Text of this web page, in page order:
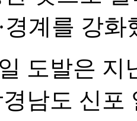
경계를 강
도발은 지
남도 신